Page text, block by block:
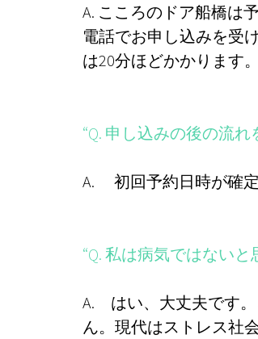
A. こころのドア船橋は
電話でお申し込みを受
は20分ほどかかります
“Q. 申し込みの後の流
A. 初回予約日時が確定
“Q. 私は病気ではない
A. はい、大丈夫です。
ん。現代はストレス社